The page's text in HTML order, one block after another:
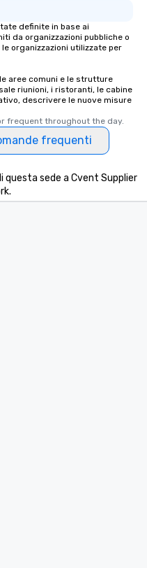
definite in base ai
da organizzazioni pubbliche o
organizzazioni utilizzate per
aree comuni e le strutture
riunioni, i ristoranti, le cabine
descrivere le nuove misure
frequent throughout the day.
frequenti
questa sede a Cvent Supplier